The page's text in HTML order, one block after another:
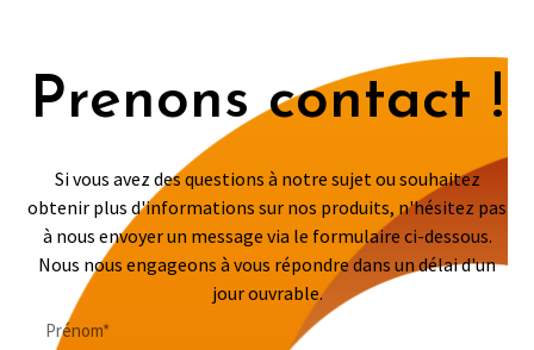
Prenons contact !
Si vous avez des questions à notre sujet ou souhaitez
obtenir plus d'informations sur nos produits, n'hésitez pas
à nous envoyer un message via le formulaire ci-dessous.
Nous nous engageons à vous répondre dans un délai d'un
jour ouvrable.